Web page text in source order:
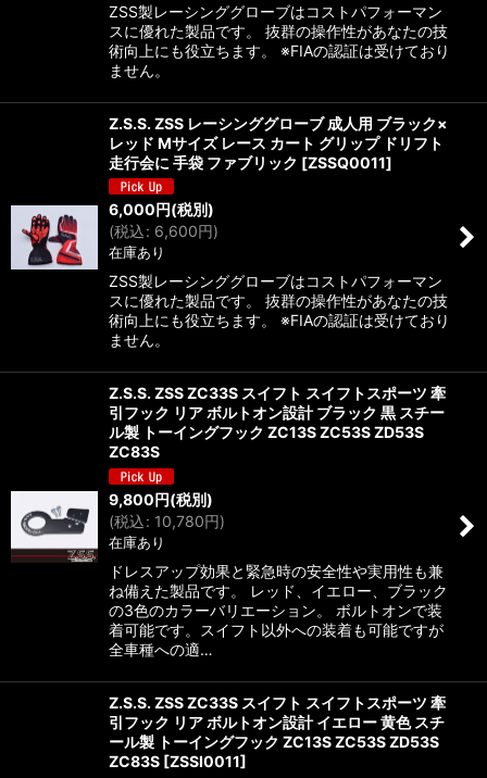
ZSS製レーシンググローブはコストパフォーマン
スに優れた製品です。 抜群の操作性があなたの技
術向上にも役立ちます。 ※FIAの認証は受けており
ません。
Z.S.S. ZSS レーシンググローブ 成人用 ブラック×
レッド Mサイズ レース カート グリップ ドリフト
走行会に 手袋 ファブリック [ZSSQ0011]
6,000円(税別)
(税込: 6,600円)
在庫あり
ZSS製レーシンググローブはコストパフォーマン
スに優れた製品です。 抜群の操作性があなたの技
術向上にも役立ちます。 ※FIAの認証は受けており
ません。
Z.S.S. ZSS ZC33S スイフト スイフトスポーツ 牽
引フック リア ボルトオン設計 ブラック 黒 スチー
ル製 トーイングフック ZC13S ZC53S ZD53S
ZC83S
9,800円(税別)
(税込: 10,780円)
在庫あり
ドレスアップ効果と緊急時の安全性や実用性も兼
ね備えた製品です。 レッド、イエロー、ブラック
の3色のカラーバリエーション。 ボルトオンで装
着可能です。スイフト以外への装着も可能ですが
全車種への適…
Z.S.S. ZSS ZC33S スイフト スイフトスポーツ 牽
引フック リア ボルトオン設計 イエロー 黄色 スチ
ール製 トーイングフック ZC13S ZC53S ZD53S
ZC83S [ZSSI0011]